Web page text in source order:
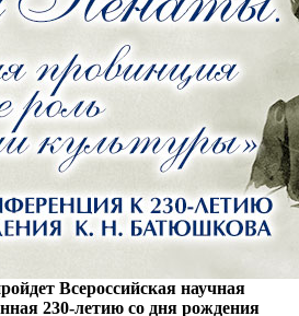
Всероссийская научная
230-летию со дня рождения